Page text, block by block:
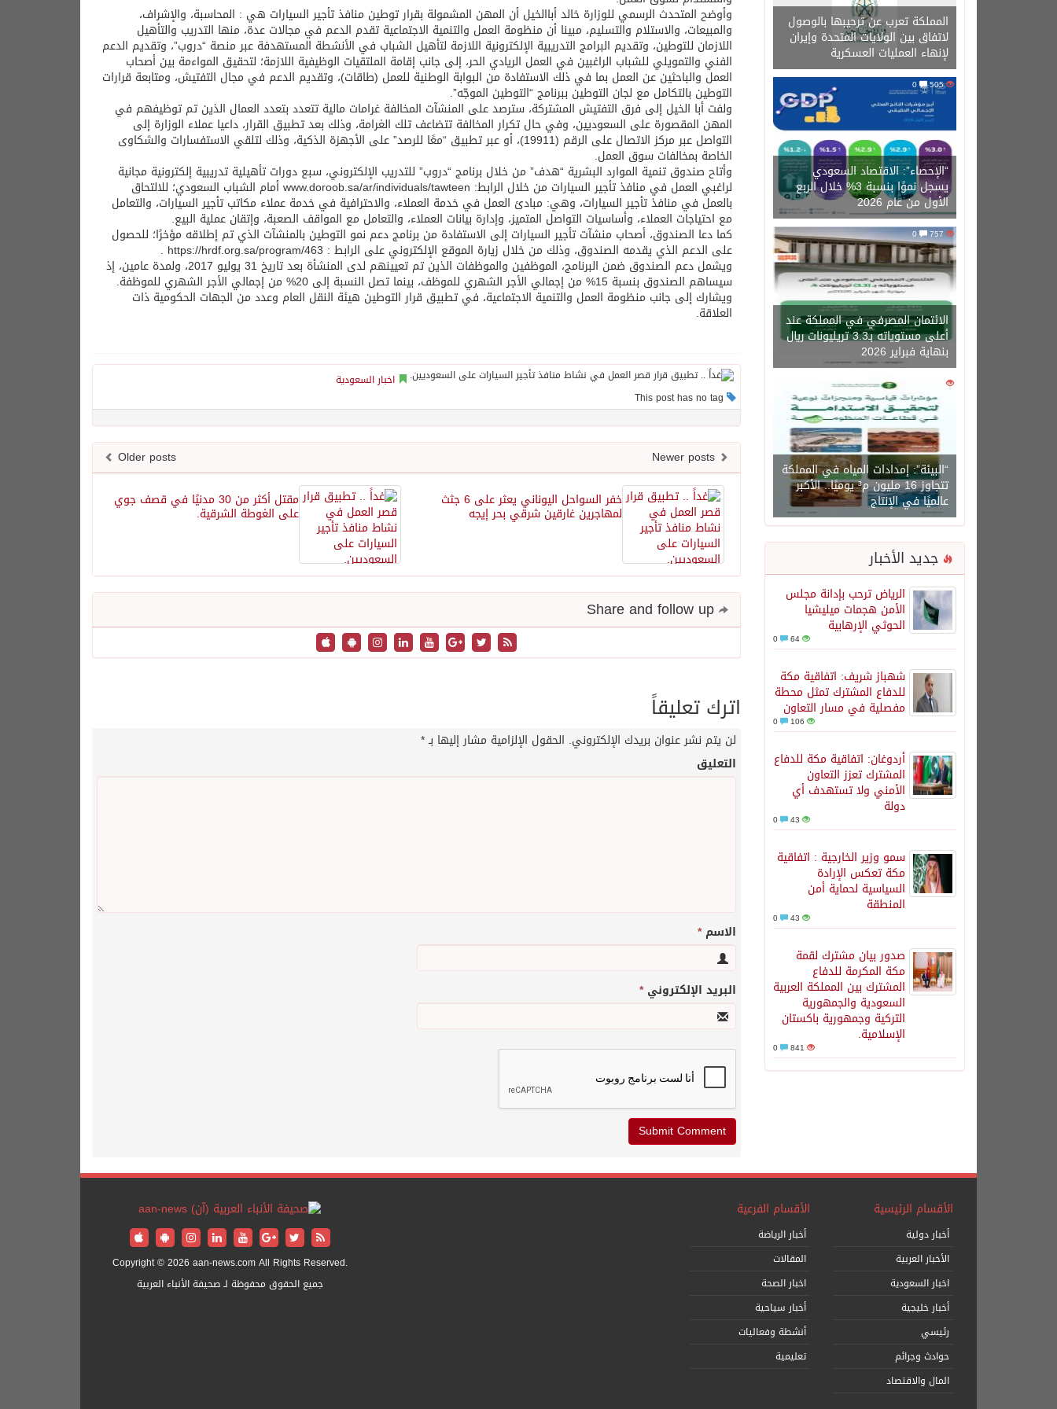
المملكة تعرب عن ترحيبها بالوصول
لاتفاق بين الولايات المتحدة وإيران
لإنهاء العمليات العسكرية
505
“الإحصاء”: الاقتصاد السعودي
يسجل نموًا بنسبة 3% خلال الربع
الأول من عام 2026
757
0
الائتمان المصرفي في المملكة عند
أعلى مستوياته بـ3.3 تريليونات ريال
بنهاية فبراير 2026
1471
“البيئة”: إمدادات المياه في المملكة
تتجاوز 16 مليون م³ يوميًا.. الأكبر
عالميًا في الإنتاج
جديد الأخبار
الرياض ترحب بإدانة مجلس
الأمن هجمات ميليشيا
الحوثي الإرهابية
64
شهباز شريف: اتفاقية مكة
للدفاع المشترك تمثل محطة
مفصلية في مسار التعاون
106
أردوغان: اتفاقية مكة للدفاع
المشترك تعزز التعاون
الأمني ولا تستهدف أي
دولة
43
سمو وزير الخارجية : اتفاقية
مكة تعكس الإرادة
السياسية لحماية أمن
المنطقة
43
صدور بيان مشترك لقمة
مكة المكرمة للدفاع
المشترك بين المملكة العربية
السعودية والجمهورية
التركية وجمهورية باكستان
الإسلامية.
841
وأوضح المتحدث الرسمي للوزارة خالد أباالخيل أن المهن المشمولة بقرار توطين منافذ تأجير السيارات هي : المحاسبة، والإشراف،
والمبيعات، والاستلام والتسليم، مبينا أن منظومة العمل والتنمية الاجتماعية تقدم الدعم في مجالات عدة، منها التدريب والتأهيل
اللازمان للتوطين، وتقديم البرامج التدريبية الإلكترونية اللازمة لتأهيل الشباب في الأنشطة المستهدفة عبر منصة “دروب”، وتقديم الدعم
الفني والتمويلي للشباب الراغبين في العمل الريادي الحر، إلى جانب إقامة الملتقيات الوظيفية اللازمة؛ لتحقيق المواءمة بين أصحاب
العمل والباحثين عن العمل بما في ذلك الاستفادة من البوابة الوطنية للعمل (طاقات)، وتقديم الدعم في مجال التفتيش، ومتابعة قرارات
التوطين بالتكامل مع لجان التوطين ببرنامج “التوطين الموجّه”.
ولفت أبا الخيل إلى فرق التفتيش المشتركة، سترصد على المنشآت المخالفة غرامات مالية تتعدد بتعدد العمال الذين تم توظيفهم في
المهن المقصورة على السعوديين، وفي حال تكرار المخالفة تتضاعف تلك الغرامة، وذلك بعد تطبيق القرار، داعيا عملاء الوزارة إلى
التواصل عبر مركز الاتصال على الرقم (19911)، أو عبر تطبيق “معًا للرصد” على الأجهزة الذكية، وذلك لتلقي الاستفسارات والشكاوى
الخاصة بمخالفات سوق العمل.
وأتاح صندوق تنمية الموارد البشرية “هدف” من خلال برنامج “دروب” للتدريب الإلكتروني، سبع دورات تأهيلية تدريبية إلكترونية مجانية
لراغبي العمل في منافذ تأجير السيارات من خلال الرابط: www.doroob.sa/ar/individuals/tawteen أمام الشباب السعودي؛ للالتحاق
بالعمل في منافذ تأجير السيارات، وهي: مبادئ العمل في خدمة العملاء، والاحترافية في خدمة عملاء مكاتب تأجير السيارات، والتعامل
مع احتياجات العملاء، وأساسيات التواصل المتميز، وإدارة بيانات العملاء، والتعامل مع المواقف الصعبة، وإتقان عملية البيع.
كما دعا الصندوق، أصحاب منشآت تأجير السيارات إلى الاستفادة من برنامج دعم نمو التوطين بالمنشآت الذي تم إطلاقه مؤخرًا؛ للحصول
على الدعم الذي يقدمه الصندوق، وذلك من خلال زيارة الموقع الإلكتروني على الرابط : https://hrdf.org.sa/program/463 .
ويشمل دعم الصندوق ضمن البرنامج، الموظفين والموظفات الذين تم تعيينهم لدى المنشأة بعد تاريخ 31 يوليو 2017، ولمدة عامين، إذ
سيساهم الصندوق بنسبة 15% من إجمالي الأجر الشهري للموظف، بينما تصل النسبة إلى 20% من إجمالي الأجر الشهري للموظفة.
ويشارك إلى جانب منظومة العمل والتنمية الاجتماعية، في تطبيق قرار التوطين هيئة النقل العام وعدد من الجهات الحكومية ذات
العلاقة.
اخبار السعودية
Older posts
مقتل أكثر من 30 مدنيًا في قصف جوي
على الغوطة الشرقية.
خفر السواحل اليوناني يعثر على 6 جثث
لمهاجرين غارقين شرقي بحر إيجه
اترك تعليقاً
لن يتم نشر عنوان بريدك الإلكتروني. الحقول الإلزامية مشار إليها بـ*
التعليق
الاسم*
البريد الإلكتروني*
الأقسام الرئيسية
أخبار دولية
الأخبار العربية
اخبار السعودية
أخبار خليجية
رئيسي
حوادث وجرائم
المال والاقتصاد
الأقسام الفرعية
أخبار الرياضة
المقالات
اخبار الصحة
أخبار سياحية
أنشطة وفعاليات
تعليمية
Copyright © 2026 aan-news.com All Rights Reserved.
جميع الحقوق محفوظة لـ صحيفة الأنباء العربية